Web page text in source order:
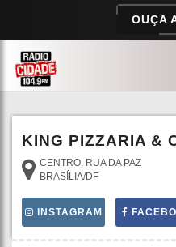
OUÇA
KING PIZZARIA &
CENTRO, RUA DA PAZ
BRASÍLIA/DF
INSTAGRAM